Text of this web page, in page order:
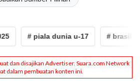
# piala dunia u-17 # brasil